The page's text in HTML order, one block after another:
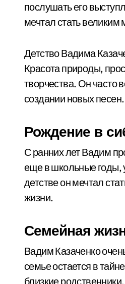
послушать его
мечтал стать великим
Детство Вадима
Красота природы,
творчества. Он часто
создании новых песен.
Рождение в
С ранних лет Вадим
еще в школьные годы,
детстве он мечтал
жизни.
Семейная
Вадим Казаченко
семье остается в
близкие родственники.